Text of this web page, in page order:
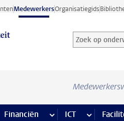
MedewerkersOrganisatiegids
Zoek op
Zoekterm
HR pagina’s
Financiën meer Financiën
ICT meer ICT